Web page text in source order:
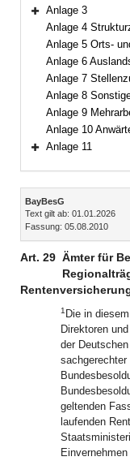
Bereich erweitern
Anlage 3
Anlage 4
Anlage 5 Orts-
Anlage 6
Anlage 7
Anlage 8
Anlage 9
Anlage 10
Anlage 11
Inhalt
BayBesG
Text gilt ab: 01.01.2026
Fassung: 05.08.2010
Art. 29 Ämter für
1 Die in
Direktoren
der
sachgerechter
geltenden
laufenden